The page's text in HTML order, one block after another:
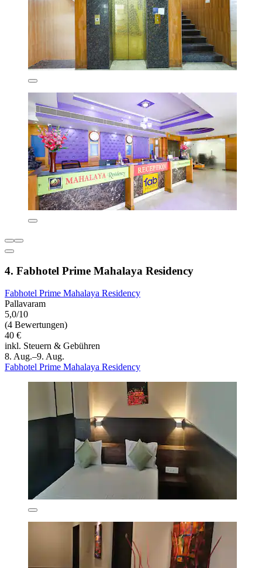
4. Fabhotel Prime Mahalaya Residency
Fabhotel Prime Mahalaya Residency
Pallavaram
5,0/10
(4 Bewertungen)
40 €
inkl. Steuern & Gebühren
8. Aug.–9. Aug.
Fabhotel Prime Mahalaya Residency